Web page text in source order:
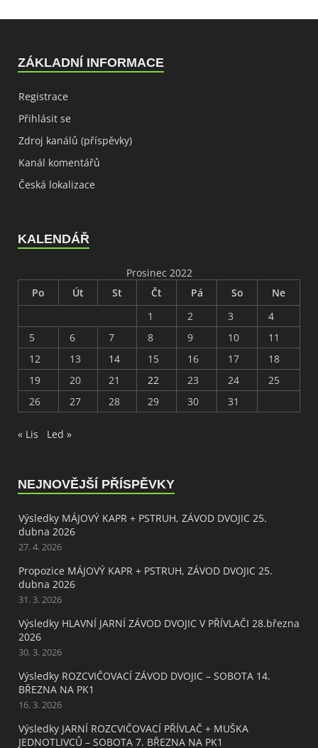
ZÁKLADNÍ INFORMACE
Registrace
Přihlásit se
Zdroj kanálů (příspěvky)
Kanál komentářů
Česká lokalizace
KALENDÁŘ
Prosinec 2022
Po
Út St Čt Pá So
Ne
1
2 3
4
5
6 7 8 9 10
11
12
13 14 15 16 17
18
19
20 21 22 23 24
25
26
27 28 29 30 31
« Lis Led »
NEJNOVĚJŠÍ PŘÍSPĚVKY
Výsledky MÁJOVÝ KAPR + PSTRUH, ZÁVOD DVOJIC 25.
dubna 2026
27. 4. 2026
Propozice MÁJOVÝ KAPR + PSTRUH, ZÁVOD DVOJIC 25.
dubna 2026
31. 3. 2026
Výsledky HLAVNÍ JARNÍ ZÁVOD DVOJIC V PŘÍVLAČI 28.března
2026
30. 3. 2026
Výsledky ROZCVIČOVACÍ ZÁVOD DVOJIC – SOBOTA 14.
BŘEZNA NA PK1
16. 3. 2026
Výsledky JARNÍ ROZCVIČOVACÍ PŘÍVLAČ + MUŠKA
JEDNOTLIVCŮ – SOBOTA 7. BŘEZNA NA PK1